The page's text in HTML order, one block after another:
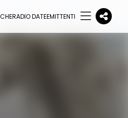
RADIO DATEEMITTENTI